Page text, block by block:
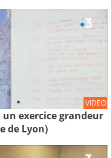
VIDEO
exercice grandeur
de Lyon)